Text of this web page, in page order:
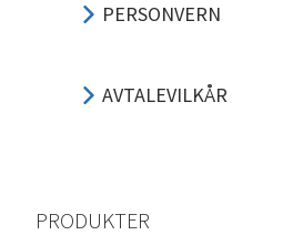
PERSONVERN
AVTALEVILKÅR
PRODUKTER